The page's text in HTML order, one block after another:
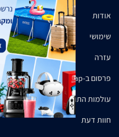
אודות
שימושי
עזרה
פרסום ב-zap
עולמות התוכן שלנו
חוות דעת